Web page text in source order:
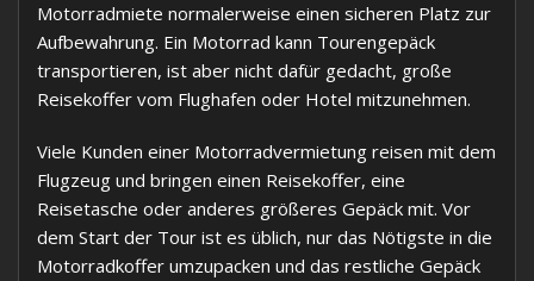
Motorradmiete normalerweise einen sicheren Platz zur
Aufbewahrung. Ein Motorrad kann Tourengepäck
transportieren, ist aber nicht dafür gedacht, große
Reisekoffer vom Flughafen oder Hotel mitzunehmen.
Viele Kunden einer Motorradvermietung reisen mit dem
Flugzeug und bringen einen Reisekoffer, eine
Reisetasche oder anderes größeres Gepäck mit. Vor
dem Start der Tour ist es üblich, nur das Nötigste in die
Motorradkoffer umzupacken und das restliche Gepäck